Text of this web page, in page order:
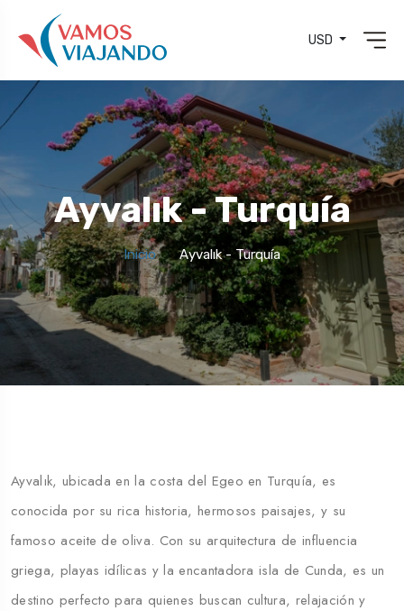
USD
Ayvalık - Turquía
Inicio Ayvalık - Turquía
Ayvalık, ubicada en la costa del Egeo en Turquía, es
conocida por su rica historia, hermosos paisajes, y su
famoso aceite de oliva. Con su arquitectura de influencia
griega, playas idílicas y la encantadora isla de Cunda, es un
destino perfecto para quienes buscan cultura, relajación y